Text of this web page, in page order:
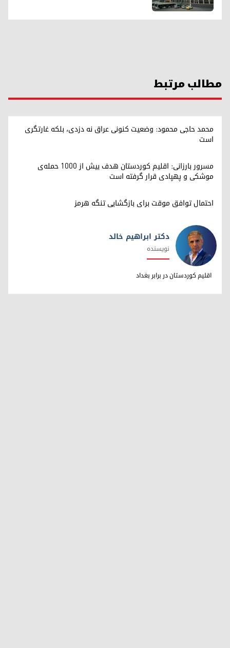
مطالب مرتبط
محمد حاجی محمود: وضعیت کنونی عراق نه دزدی، بلکه غارتگری
است
مسرور بارزانی: اقلیم کوردستان هدف بیش از ۱۰۰۰ حمله‌ی
موشکی و پهپادی قرار گرفته است
احتمال توافق موقت برای بازگشایی تنگه هرمز
دکتر ابراهیم خالد
دکتر ابراهیم خالد
نویسنده
اقلیم کوردستان در برابر بغداد